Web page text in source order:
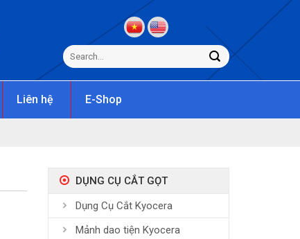
Liên hệ E-Shop
DỤNG CỤ CẮT GỌT
Dụng Cụ Cắt Kyocera
Mảnh dao tiện Kyocera